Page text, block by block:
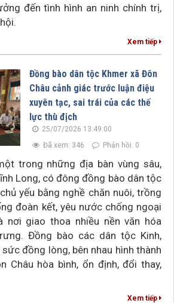
đến tình hình an ninh chính trị,
Xem tiếp
Đồng bào dân tộc Khmer xã Đôn
Châu cảnh giác trước luận điệu
xuyên tạc, sai trái của các thế
lực thù địch
25/07/2026 13:49:00
Đã xem: 346
Phản hồi: 0
trong những địa bàn vùng sâu,
Long, có đông đồng bào dân tộc
yếu bằng nghề chăn nuôi, trồng
đoàn kết, yêu nước chống ngoại
nơi giao thoa nhiều nền văn hóa
Đồng bào các dân tộc Kinh,
sức đồng lòng, bên nhau hình thành
Châu hòa bình, ổn định, đổi thay,
Xem tiếp